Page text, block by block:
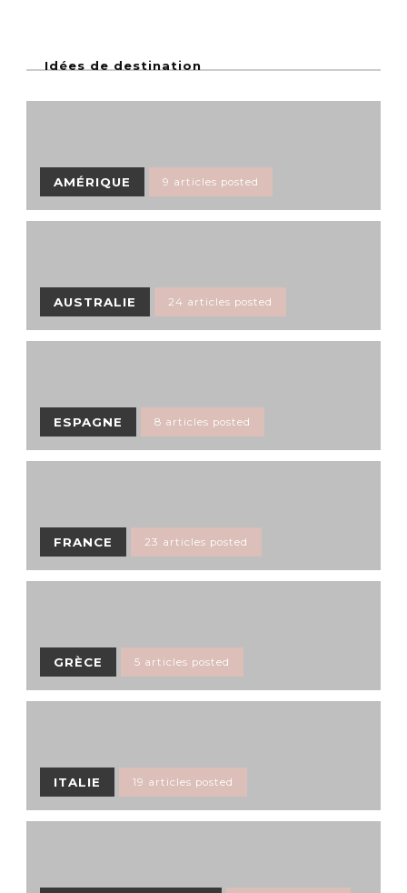
Idées de destination
AMÉRIQUE 9 articles posted
AUSTRALIE 24 articles posted
ESPAGNE 8 articles posted
FRANCE 23 articles posted
GRÈCE 5 articles posted
ITALIE 19 articles posted